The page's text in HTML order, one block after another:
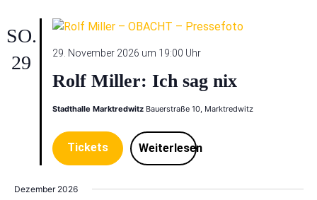
SO.
29
29. November 2026 um 19:00 Uhr
Rolf Miller: Ich sag nix
Stadthalle Marktredwitz Bauerstraße 10, Marktredwitz
Tickets Weiterlesen
Dezember 2026